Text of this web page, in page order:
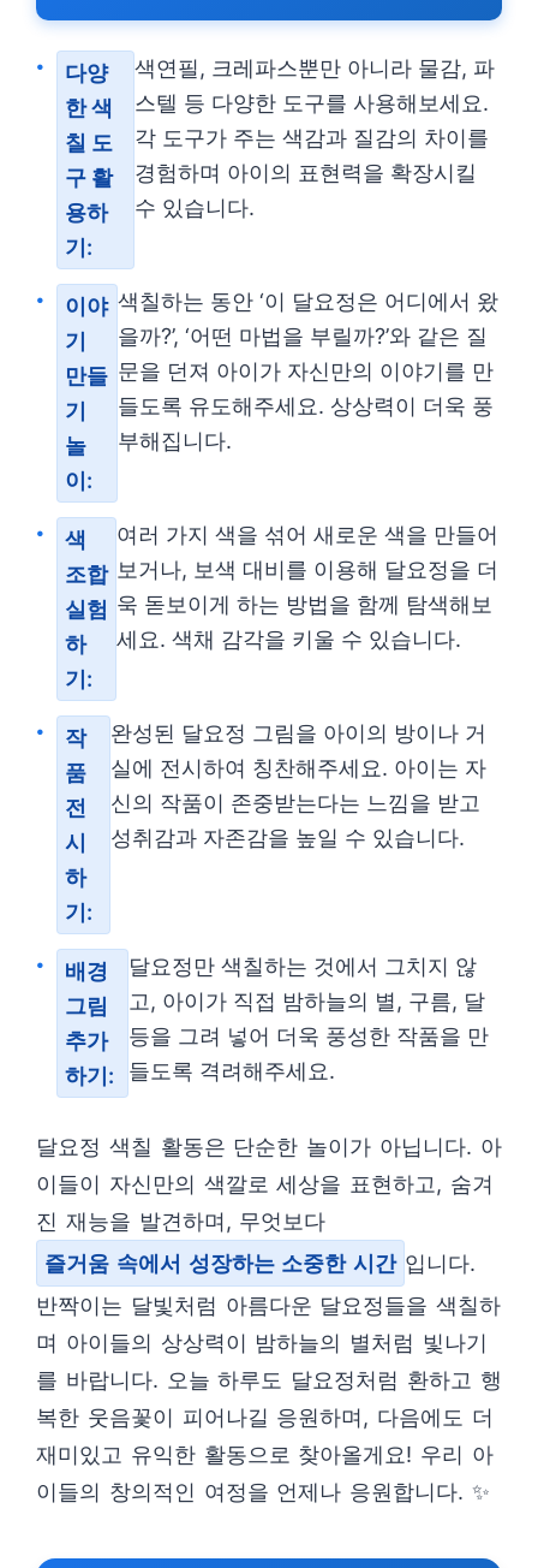
다양
한 색
칠 도
구 활
용하
기:
색연필, 크레파스뿐만 아니라 물감, 파
스텔 등 다양한 도구를 사용해보세요.
각 도구가 주는 색감과 질감의 차이를
경험하며 아이의 표현력을 확장시킬
수 있습니다.
이야
기
만들
기
놀
이:
색칠하는 동안 ‘이 달요정은 어디에서 왔
을까?’, ‘어떤 마법을 부릴까?’와 같은 질
문을 던져 아이가 자신만의 이야기를 만
들도록 유도해주세요. 상상력이 더욱 풍
부해집니다.
색
조합
실험
하
기:
여러 가지 색을 섞어 새로운 색을 만들어
보거나, 보색 대비를 이용해 달요정을 더
욱 돋보이게 하는 방법을 함께 탐색해보
세요. 색채 감각을 키울 수 있습니다.
작
품
전
시
하
기:
완성된 달요정 그림을 아이의 방이나 거
실에 전시하여 칭찬해주세요. 아이는 자
신의 작품이 존중받는다는 느낌을 받고
성취감과 자존감을 높일 수 있습니다.
배경
그림
추가
하기:
달요정만 색칠하는 것에서 그치지 않
고, 아이가 직접 밤하늘의 별, 구름, 달
등을 그려 넣어 더욱 풍성한 작품을 만
들도록 격려해주세요.
달요정 색칠 활동은 단순한 놀이가 아닙니다. 아
이들이 자신만의 색깔로 세상을 표현하고, 숨겨
진 재능을 발견하며, 무엇보다
즐거움 속에서 성장하는 소중한 시간 입니다.
반짝이는 달빛처럼 아름다운 달요정들을 색칠하
며 아이들의 상상력이 밤하늘의 별처럼 빛나기
를 바랍니다. 오늘 하루도 달요정처럼 환하고 행
복한 웃음꽃이 피어나길 응원하며, 다음에도 더
재미있고 유익한 활동으로 찾아올게요! 우리 아
이들의 창의적인 여정을 언제나 응원합니다. ✨